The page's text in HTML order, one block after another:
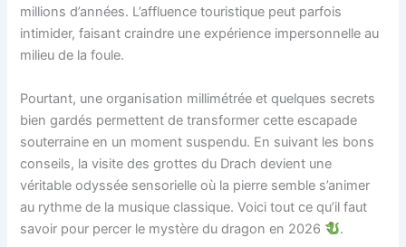
millions d’années. L’affluence touristique peut parfois
intimider, faisant craindre une expérience impersonnelle au
milieu de la foule.
Pourtant, une organisation millimétrée et quelques secrets
bien gardés permettent de transformer cette escapade
souterraine en un moment suspendu. En suivant les bons
conseils, la visite des grottes du Drach devient une
véritable odyssée sensorielle où la pierre semble s’animer
au rythme de la musique classique. Voici tout ce qu’il faut
savoir pour percer le mystère du dragon en 2026
.